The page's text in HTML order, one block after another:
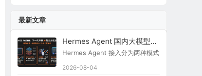
最新文章
Hermes Agent 国内大模型接入指南
Hermes Agent 接入分为两种模式：原生内置
2026-08-04